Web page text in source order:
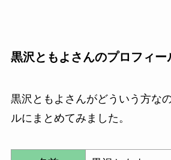
黒沢ともよさんのプロフィー
黒沢ともよさんがどういう方な
ルにまとめてみました。